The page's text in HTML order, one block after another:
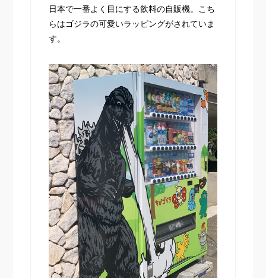
日本で一番よく目にする飲料の自販機。こち
らはゴジラの可愛いラッピングがされていま
す。